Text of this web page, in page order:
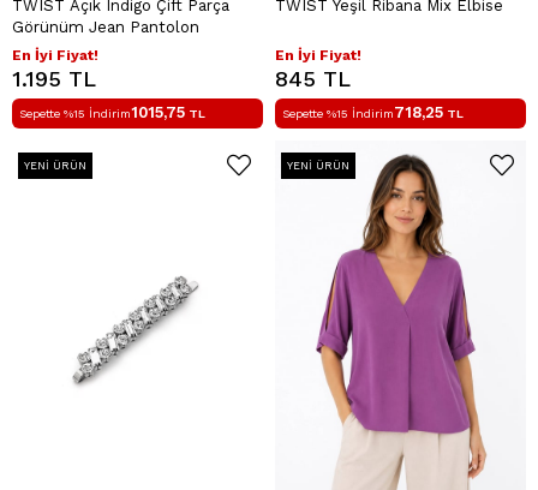
TWIST Açık Indigo Çift Parça
Görünüm Jean Pantolon
En İyi Fiyat!
1.195 TL
Sepette %15 İndirim1015,75 TL
TWIST Yeşil Ribana Mix Elbise
En İyi Fiyat!
845 TL
Sepette %15 İndirim718,25 TL
YENI ÜRÜN YENI ÜRÜN